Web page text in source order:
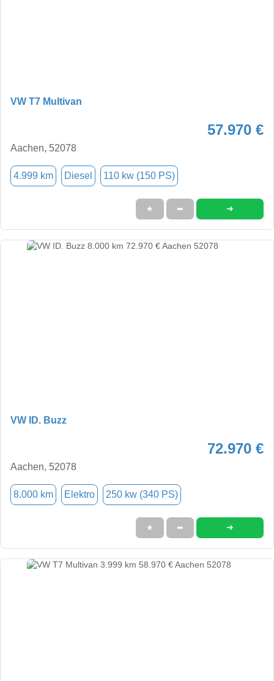
VW T7 Multivan
57.970 €
Aachen, 52078
4.999 km Diesel 110 kw (150 PS)
★ ➦ ➜
VW ID. Buzz
72.970 €
Aachen, 52078
8.000 km Elektro 250 kw (340 PS)
★ ➦ ➜